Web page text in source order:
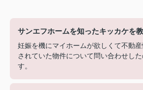
サンエフホームを知ったキッカケを
妊娠を機にマイホームが欲しくて不動
されていた物件について問い合わせし
す。